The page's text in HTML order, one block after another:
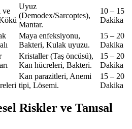
ve
Uyuz
(Demodex/Sarcoptes),
Mantar.
10 – 15
Dakika
Maya enfeksiyonu,
Bakteri, Kulak uyuzu.
15 – 20
Dakika
Kristaller (Taş öncüsü),
Kan hücreleri, Bakteri.
15 – 20
Dakika
Kan parazitleri, Anemi
tipi, Lösemi.
15 – 20
Dakika
Riskler ve Tanısal